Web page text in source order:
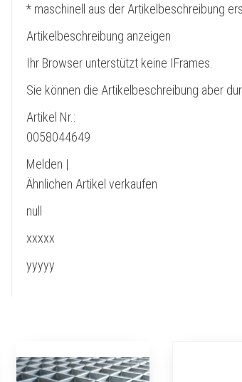
* maschinell aus der Artikelbeschreibung
Artikelbeschreibung anzeigen
Ihr Browser unterstützt keine IFrames.
Sie können die Artikelbeschreibung aber
Artikel Nr.:
0058044649
Melden |
Ähnlichen Artikel verkaufen
null
xxxxx
yyyyy